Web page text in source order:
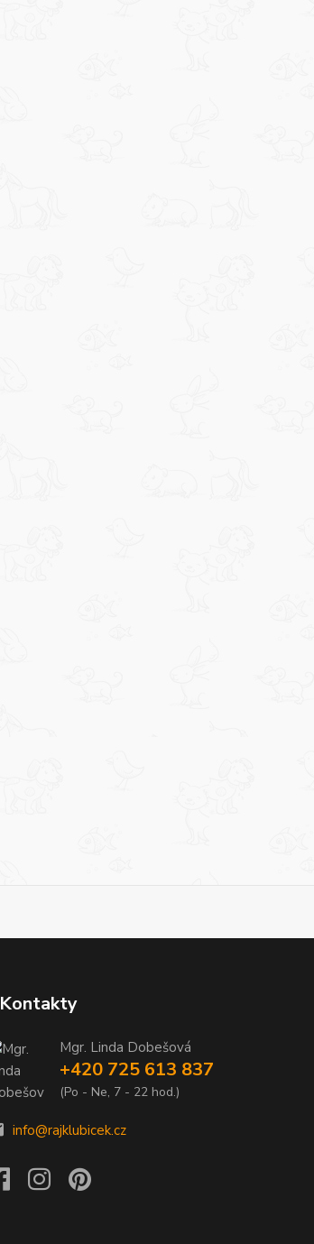
Kontakty
Mgr. Linda Dobešová
+420 725 613 837
(Po - Ne, 7 - 22 hod.)
info@rajklubicek.cz